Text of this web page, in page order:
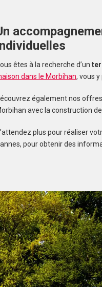
êtes à la recherche d’un
dans le Morbihan, vous
également nos
avec la construction
plus pour réaliser
pour obtenir des